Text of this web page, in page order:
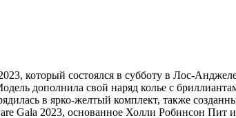
который состоялся в субботу в Лос-
дополнила свой наряд колье с
в ярко-желтый комплект, также
Gala 2023, основанное Холли Робинсон Пит